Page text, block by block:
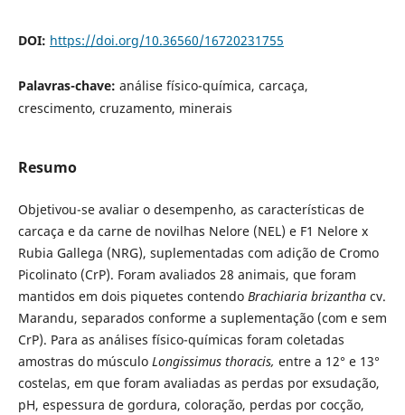
DOI: https://doi.org/10.36560/16720231755
Palavras-chave: análise físico-química, carcaça,
crescimento, cruzamento, minerais
Resumo
Objetivou-se avaliar o desempenho, as características de
carcaça e da carne de novilhas Nelore (NEL) e F1 Nelore x
Rubia Gallega (NRG), suplementadas com adição de Cromo
Picolinato (CrP). Foram avaliados 28 animais, que foram
mantidos em dois piquetes contendo Brachiaria brizanthacv.
Marandu, separados conforme a suplementação (com e sem
CrP). Para as análises físico-químicas foram coletadas
amostras do músculo Longissimus thoracis, entre a 12° e 13°
costelas, em que foram avaliadas as perdas por exsudação,
pH, espessura de gordura, coloração, perdas por cocção,